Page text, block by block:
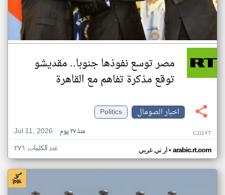
مصر توسع نفوذها جنوبا.. مقديشو
توقع مذكرة تفاهم مع القاهرة
اخبار الصومال
Politics
Jul 11, 2026
منذ ٢٧ يوم CJ11YT
ار تي عربي• arabic.rt.com عدد الكلمات: ٢٧٦